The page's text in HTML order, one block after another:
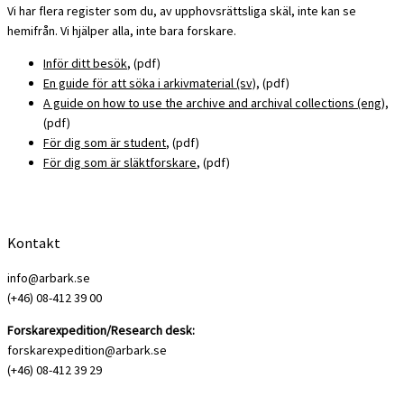
Vi har flera register som du, av upphovsrättsliga skäl, inte kan se
hemifrån. Vi hjälper alla, inte bara forskare.
Inför ditt besök, (pdf)
En guide för att söka i arkivmaterial (sv), (pdf)
A guide on how to use the archive and archival collections (eng),
(pdf)
För dig som är student, (pdf)
För dig som är släktforskare, (pdf)
Kontakt
info@arbark.se
(+46) 08-412 39 00
Forskarexpedition/Research desk:
forskarexpedition@arbark.se
(+46) 08-412 39 29